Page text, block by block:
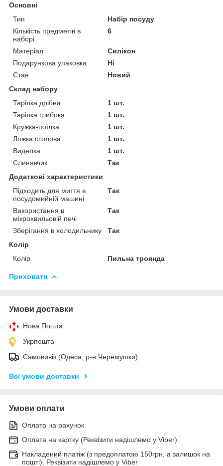
Основні
Тип
Набір посуду
Кількість предметів в
наборі
6
Матеріал
Силікон
Подарункова упаковка
Ні
Стан
Новий
Склад набору
Тарілка дрібна
1 шт.
Тарілка глибока
1 шт.
Кружка-поїлка
1 шт.
Ложка столова
1 шт.
Виделка
1 шт.
Слинявчик
Так
Додаткові характеристики
Підходить для миття в
посудомийній машині
Так
Використання в
мікрохвильовій печі
Так
Зберігання в холодильнику
Так
Колір
Колір
Пильна троянда
Приховати
Умови доставки
Нова Пошта
Укрпошта
Самовивіз (Одеса, р-н Черемушки)
Всі умови доставки
Умови оплати
Оплата на рахунок
Оплата на картку (Реквізити надішлемо у Viber)
Накладений платіж (з предоплатою 150грн, а залишок на
пошті). Реквізити надішлемо у Viber